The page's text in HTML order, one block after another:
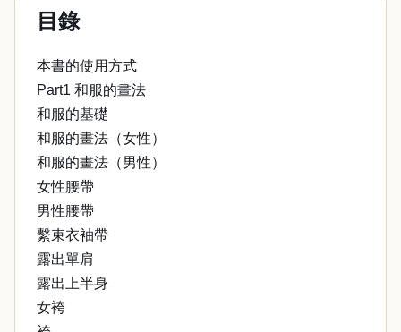
目錄
本書的使用方式
Part1 和服的畫法
和服的基礎
和服的畫法（女性）
和服的畫法（男性）
女性腰帶
男性腰帶
繫束衣袖帶
露出單肩
露出上半身
女袴